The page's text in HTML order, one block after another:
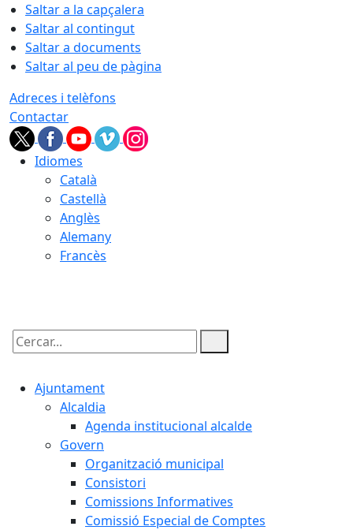
Saltar a la capçalera
Saltar al contingut
Saltar a documents
Saltar al peu de pàgina
Adreces i telèfons
Contactar
Idiomes
Català
Castellà
Anglès
Alemany
Francès
Cercar:
Ajuntament
Alcaldia
Agenda institucional alcalde
Govern
Organització municipal
Consistori
Comissions Informatives
Comissió Especial de Comptes